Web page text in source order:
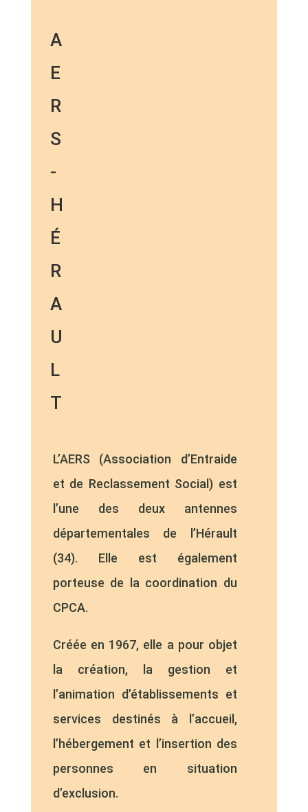
A
E
R
S
-
H
É
R
A
U
L
T
L’AERS (Association d’Entraide
et de Reclassement Social) est
l’une des deux antennes
départementales de l’Hérault
(34). Elle est également
porteuse de la coordination du
CPCA.
Créée en 1967, elle a pour objet
la création, la gestion et
l’animation d’établissements et
services destinés à l’accueil,
l’hébergement et l’insertion des
personnes en situation
d’exclusion.